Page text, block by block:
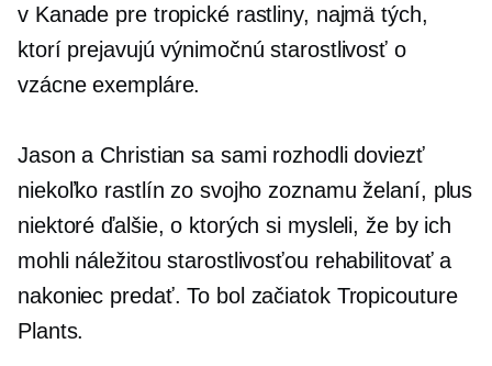
v Kanade pre tropické rastliny, najmä tých,
ktorí prejavujú výnimočnú starostlivosť o
vzácne exempláre.
Jason a Christian sa sami rozhodli doviezť
niekoľko rastlín zo svojho zoznamu želaní, plus
niektoré ďalšie, o ktorých si mysleli, že by ich
mohli náležitou starostlivosťou rehabilitovať a
nakoniec predať. To bol začiatok Tropicouture
Plants.